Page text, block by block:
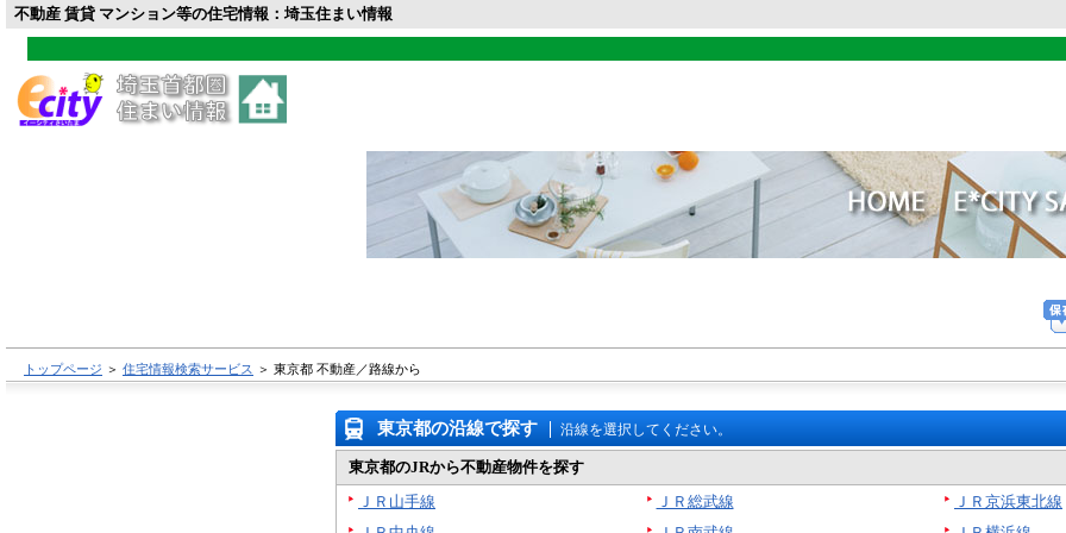
不動産 賃貸 マンション等の住宅情報：埼玉住まい情報
トップページ ＞ 住宅情報検索サービス ＞ 東京都 不動産／路線から
東京都の沿線で探す 沿線を選択してください。
東京都のJRから不動産物件を探す
ＪＲ山手線
ＪＲ総武線
ＪＲ京浜東北線